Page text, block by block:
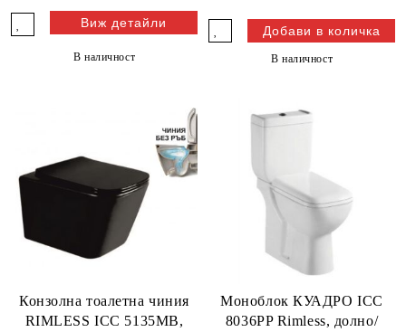
Виж детайли
В наличност В наличност
Конзолна тоалетна чиния
RIMLESS ICC 5135MB,
Моноблок КУАДРО ICC
8036PP Rimless, долно/